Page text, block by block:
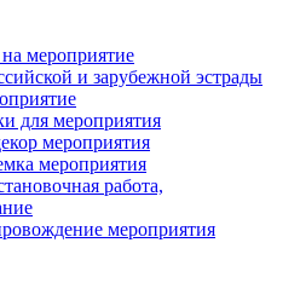
мероприятие
и зарубежной эстрады
для мероприятия
мероприятия
мероприятия
работа,
мероприятия